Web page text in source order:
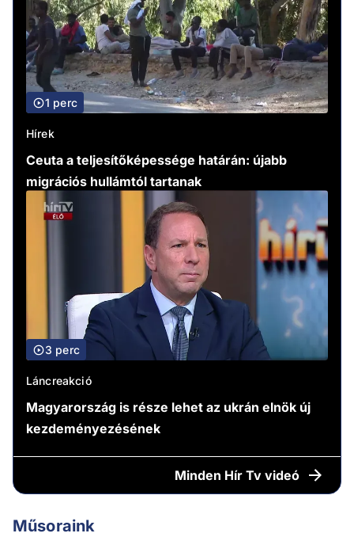
1 perc
Hírek
Ceuta a teljesítőképessége határán: újabb
migrációs hullámtól tartanak
3 perc
Láncreakció
Magyarország is része lehet az ukrán elnök új
kezdeményezésének
Minden Hír Tv videó
Műsoraink